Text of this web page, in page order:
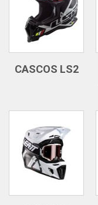
CASCOS LS2